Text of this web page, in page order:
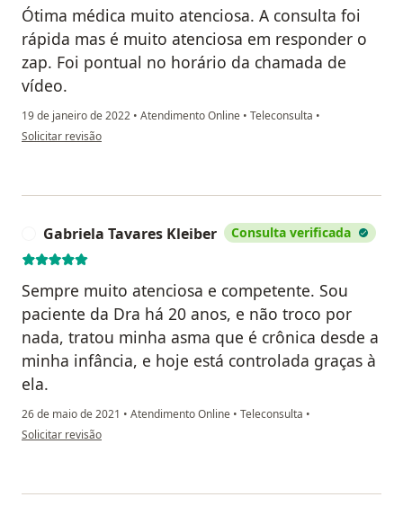
Ótima médica muito atenciosa. A consulta foi
rápida mas é muito atenciosa em responder o
zap. Foi pontual no horário da chamada de
vídeo.
19 de janeiro de 2022 • Atendimento Online • Teleconsulta •
na opinião do utilizador Paulo Cesar Pereira
Solicitar revisão
Gabriela Tavares Kleiber Consulta verificada
Sempre muito atenciosa e competente. Sou
paciente da Dra há 20 anos, e não troco por
nada, tratou minha asma que é crônica desde a
minha infância, e hoje está controlada graças à
ela.
26 de maio de 2021 • Atendimento Online • Teleconsulta •
na opinião do utilizador Gabriela Tavares Kleiber
Solicitar revisão